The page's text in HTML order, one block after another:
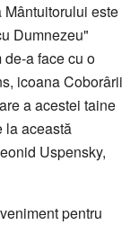
este
Dumnezeu"
a face cu o
icoana Coborârii
a acestei taine
la această
Uspensky,
pentru